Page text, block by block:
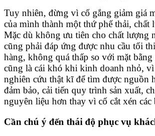
Tuy nhiên, đừng vì cố gắng giảm giá
của mình thành một thứ phế thải, chất
Mặc dù không ưu tiên cho chất lượng
cũng phải đáp ứng được nhu cầu tối
hàng, không quá thấp so với mặt
cũng là cái khó khi kinh doanh nhỏ, vì
nghiên cứu thật kĩ để tìm được nguồn
đảm bảo, cải tiến quy trình sản xuất,
nguyên liệu hơn thay vì cố cắt xén các
Cần chú ý đến thái độ phục vụ